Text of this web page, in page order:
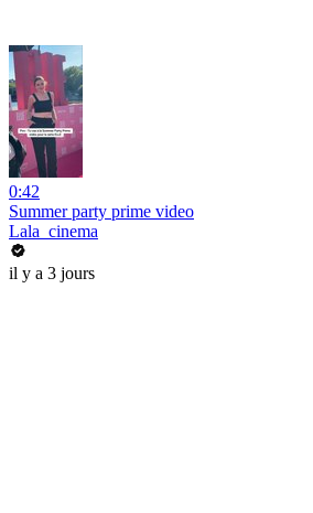
0:42
Summer party prime video
Lala_cinema
il y a 3 jours